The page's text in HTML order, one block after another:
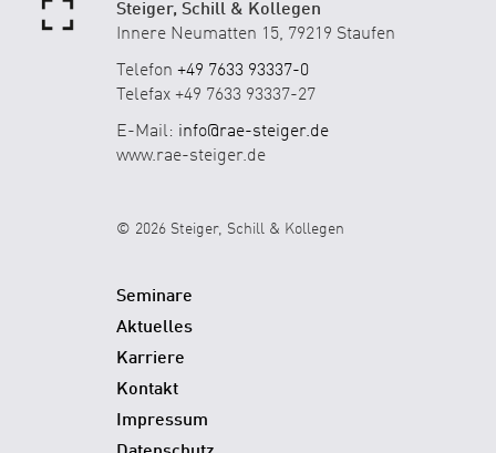
Steiger, Schill & Kollegen
Innere Neumatten 15, 79219 Staufen
Telefon +49 7633 93337-0
Telefax +49 7633 93337-27
E-Mail: info@rae-steiger.de
www.rae-steiger.de
© 2026 Steiger, Schill & Kollegen
Seminare
Aktuelles
Karriere
Kontakt
Impressum